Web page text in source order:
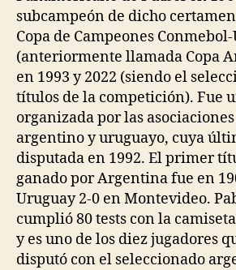
subcampeón de dicho
Copa de Campeones Conmebol-
(anteriormente llamada Copa
en 1993 y 2022 (siendo el
títulos de la competición). Fue
organizada por las
argentino y uruguayo, cuya
disputada en 1992. El primer
ganado por Argentina fue en
Uruguay 2-0 en Montevideo.
cumplió 80 tests con la
y es uno de los diez jugadores
disputó con el seleccionado